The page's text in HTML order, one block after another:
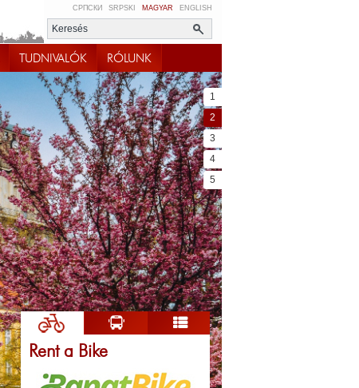
СРПСКИ SRPSKI MAGYAR ENGLISH
TUDNIVALÓK RÓLUNK
1
2
3
4
5
Rent a Bike